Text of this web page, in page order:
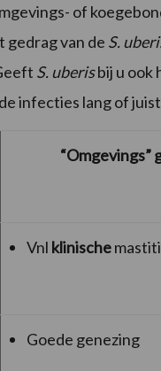
of
gedrag van de S.
S. uberisbij u ook
infecties lang of
“Omgevings”
Vnl klinische
Goede genezing